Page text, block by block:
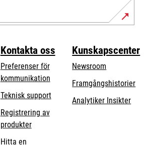
Kontakta oss
Preferenser för
kommunikation
Teknisk supportopens
Registrering av
produkter
Hitta en
Kunskapscenter
Newsroom
Framgångshistorier
Analytiker Insikter